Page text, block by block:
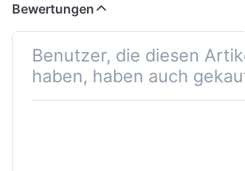
Bewertungen
Benutzer, die diesen
haben, haben auch